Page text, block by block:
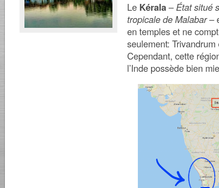
Le Kérala–État situé
tropicale de Malabar–
en temples et ne
seulement:
Cependant, cette
l’Inde possède bien